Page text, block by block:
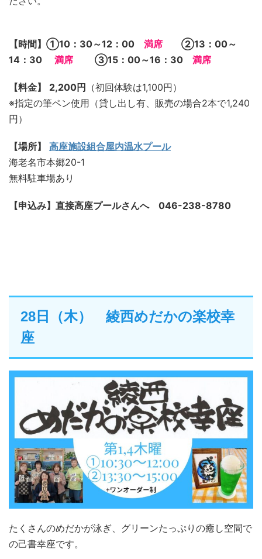
【時間】①10：30～12：00 満席 ②13：00～
14：30
満席 ③15：00～16：30 満席
【料金】 2,200円
（初回体験は1,100円）
※指定の筆ペン使用（貸し出し有、販売の場合2本で1,240
円）
【場所】
高座施設組合屋内温水プール
海老名市本郷20-1
無料駐車場あり
【申込み】直接高座プールさんへ 046-238-8780
28日（木） 綾西めだかの楽校幸
座
たくさんのめだかが泳ぎ、グリーンたっぷりの癒し空間で
の己書幸座です。